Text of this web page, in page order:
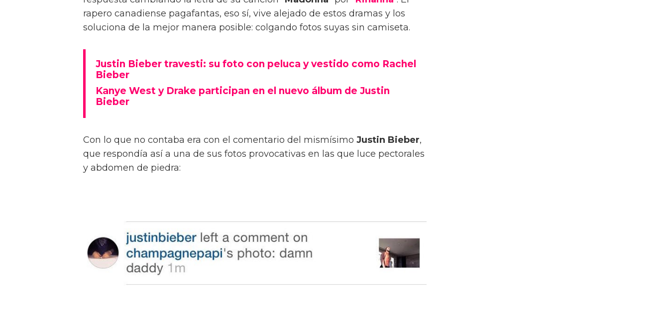
rapero canadiense pagafantas, eso sí, vive alejado de estos dramas y los
soluciona de la mejor manera posible: colgando fotos suyas sin camiseta.
Justin Bieber travesti: su foto con peluca y vestido como Rachel
Bieber
Kanye West y Drake participan en el nuevo álbum de Justin
Bieber
Con lo que no contaba era con el comentario del mismísimo Justin Bieber,
que respondía así a una de sus fotos provocativas en las que luce pectorales
y abdomen de piedra: